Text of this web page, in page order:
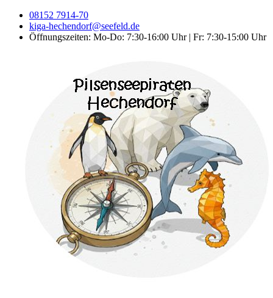
08152 7914-70
kiga-hechendorf@seefeld.de
Öffnungszeiten: Mo-Do: 7:30-16:00 Uhr | Fr: 7:30-15:00 Uhr